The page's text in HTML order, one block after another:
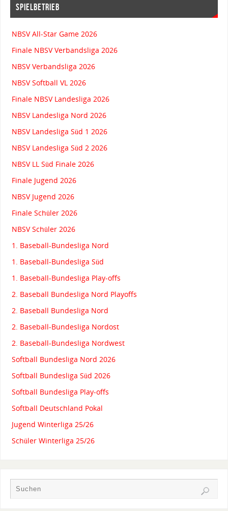
SPIELBETRIEB
NBSV All-Star Game 2026
Finale NBSV Verbandsliga 2026
NBSV Verbandsliga 2026
NBSV Softball VL 2026
Finale NBSV Landesliga 2026
NBSV Landesliga Nord 2026
NBSV Landesliga Süd 1 2026
NBSV Landesliga Süd 2 2026
NBSV LL Süd Finale 2026
Finale Jugend 2026
NBSV Jugend 2026
Finale Schüler 2026
NBSV Schüler 2026
1. Baseball-Bundesliga Nord
1. Baseball-Bundesliga Süd
1. Baseball-Bundesliga Play-offs
2. Baseball Bundesliga Nord Playoffs
2. Baseball Bundesliga Nord
2. Baseball-Bundesliga Nordost
2. Baseball-Bundesliga Nordwest
Softball Bundesliga Nord 2026
Softball Bundesliga Süd 2026
Softball Bundesliga Play-offs
Softball Deutschland Pokal
Jugend Winterliga 25/26
Schüler Winterliga 25/26